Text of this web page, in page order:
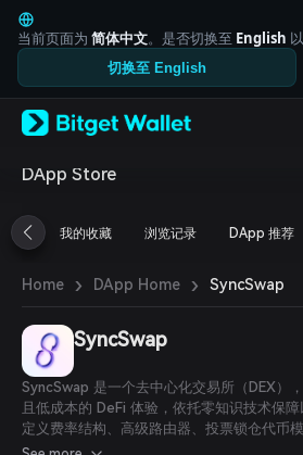
English
日本語
Tiếng Việt
Русский
Español (Latinoamérica)
Türkçe
Français
简体中文
繁體中文
Bahasa Indonesia
ภาษาไทย
العربية
বাংলা
Español
Português (Brasil)
当前页面为 简体中文。是否切换至 English
切换至 English
DApp Store
我的收藏 浏览记录 DApp 推荐
Home › DApp Home › SyncSwap
SyncSwap
SyncSwap 是一个去中心化交易所（DEX）
且低成本的 DeFi 体验，依托零知识技术保
定义费率结构、高级路由器、投票锁仓代币
SyncSwap 注重用户体验，采用全新设计的